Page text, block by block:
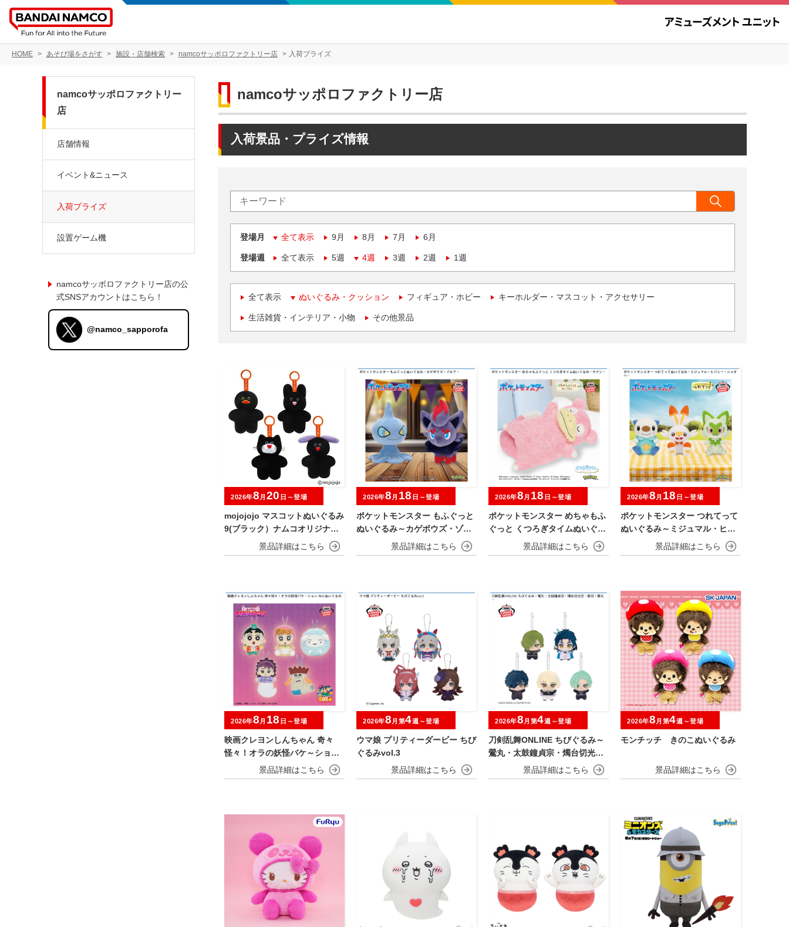
HOME あそび場をさがす 施設・店舗検索 namcoサッポロファクトリー店 入荷プライズ
namcoサッポロファクトリー店
入荷景品・プライズ情報
登場月 全て表示 9月 8月 7月 6月
登場週 全て表示 5週 4週 3週 2週 1週
全て表示 ぬいぐるみ・クッション フィギュア・ホビー キーホルダー・マスコット・アクセサリー
生活雑貨・インテリア・小物 その他景品
mojojojo マスコットぬいぐるみ
9(ブラック）ナムコオリジナル
2026年8 月 20 日～登場
ポケットモンスター もふぐっと
ぬいぐるみ～カゲボウズ・ゾロ
2026年8 月 18 日～登場
ポケットモンスター めちゃもふ
ぐっと くつろぎタイムぬいぐる
み～ヤドン～
2026年8 月 18 日～登場
ポケットモンスター つれてって
ぬいぐるみ～ミジュマル・ヒバ
ニー・ニャオハ～
2026年8 月 18 日～登場
映画クレヨンしんちゃん 奇々
怪々！オラの妖怪バケ～ション
みにぬいぐるみ
2026年8 月 18 日～登場
ウマ娘 プリティーダービー ちび
ぐるみvol.3
2026年8 月第4週～登場
刀剣乱舞ONLINE ちびぐるみ～
鶯丸・太鼓鐘貞宗・燭台切光
忠・髭切・膝丸～
2026年8 月第4週～登場
モンチッチ きのこぬいぐるみ
2026年8 月第4週～登場
namcoサッポロファクトリー
店
店舗情報
イベント&ニュース
入荷プライズ
設置ゲーム機
namcoサッポロファクトリー店の公
式SNSアカウントはこちら！
@namco_sapporofa